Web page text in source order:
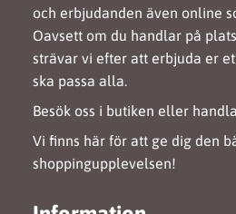
och erbjudanden även online
Oavsett om du handlar på
strävar vi efter att erbjuda er
ska passa alla.
Besök oss i butiken eller
Vi finns här för att ge dig den
shoppingupplevelsen!